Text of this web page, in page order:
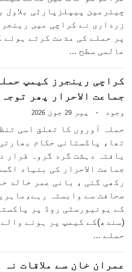
چیئرمین پیپلزپارٹی بلاول
زرداری نے کراچی میں
پر حملے کی مذمت کرتے ہوئے
عالمی سطح ...
کراچی رینجرز کیمپ
جماعت الاحرار پھر
وجود - پیر 29 جون 2026
حملہ آوروں کا تعلق اسی
تھا، پاکستانی حکام
یافتہ دہشت گرد گروہ قرار
رکھی گئی ، بانی عمر خالد
صحافت سے وابستہ
کے یونیورسٹی روڈ پر
(سندھ)کے کیمپ پر ہونے
حملے ...
عمران خان سے ملاقات نہ